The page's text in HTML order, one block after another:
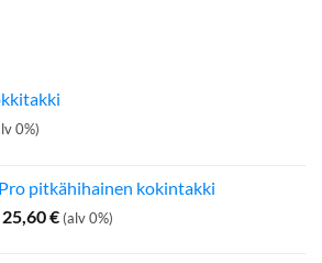
0%)
pitkähihainen kokintakki
25,60€Hintaluokka:
(alv 0%)